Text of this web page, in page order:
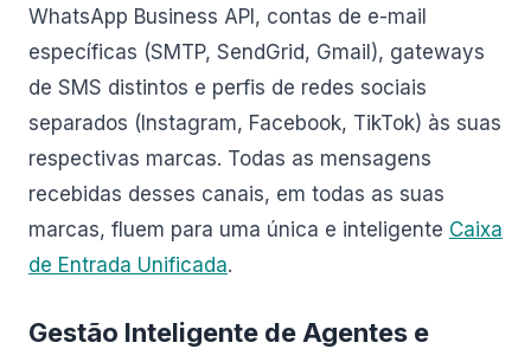
WhatsApp Business API, contas de e-mail
específicas (SMTP, SendGrid, Gmail), gateways
de SMS distintos e perfis de redes sociais
separados (Instagram, Facebook, TikTok) às suas
respectivas marcas. Todas as mensagens
recebidas desses canais, em todas as suas
marcas, fluem para uma única e inteligente Caixa
de Entrada Unificada.
Gestão Inteligente de Agentes e